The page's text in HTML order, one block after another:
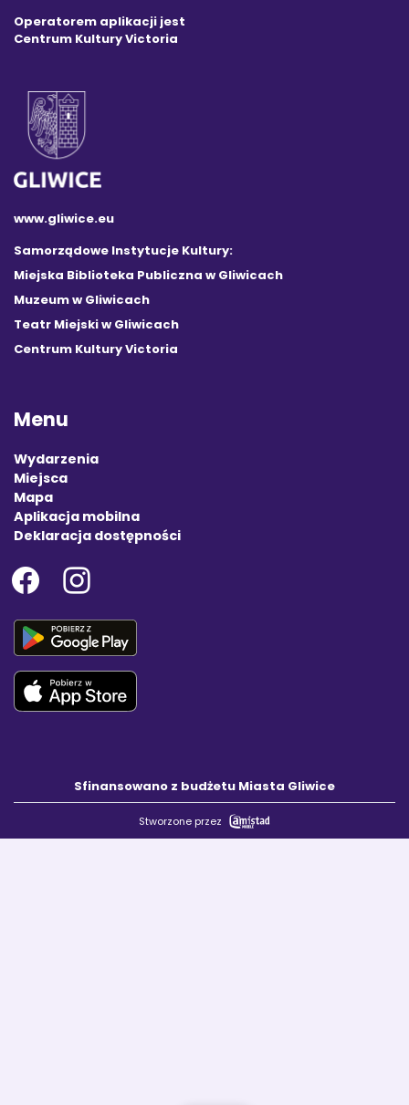
Operatorem aplikacji jest
Centrum Kultury Victoria
www.gliwice.eu
Samorządowe Instytucje Kultury:
Miejska Biblioteka Publiczna w Gliwicach
Muzeum w Gliwicach
Teatr Miejski w Gliwicach
Centrum Kultury Victoria
Menu
Wydarzenia
Miejsca
Mapa
Aplikacja mobilna
Deklaracja dostępności
Sfinansowano z budżetu Miasta Gliwice
Stworzone przez